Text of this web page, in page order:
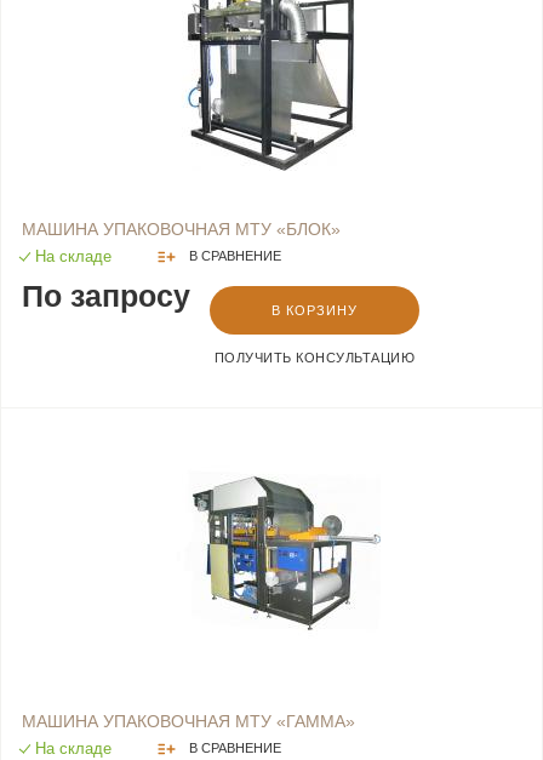
МАШИНА УПАКОВОЧНАЯ МТУ «БЛОК»
На складе В СРАВНЕНИЕ
По запросу В КОРЗИНУ
ПОЛУЧИТЬ КОНСУЛЬТАЦИЮ
МАШИНА УПАКОВОЧНАЯ МТУ «ГАММА»
На складе В СРАВНЕНИЕ